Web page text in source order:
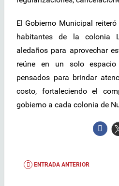
El Gobierno Municipal
habitantes de la colonia
aledaños para aprovechar
reúne en un solo espacio
pensados para brindar
costo, fortaleciendo el
gobierno a cada colonia de
ENTRADA ANTERIOR